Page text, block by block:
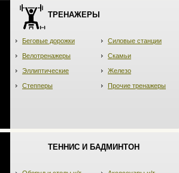
ТРЕНАЖЕРЫ
Беговые дорожки
Велотренажеры
Эллиптические
Степперы
Силовые станции
Скамьи
Железо
Прочие тренажеры
ТЕННИС И БАДМИНТОН